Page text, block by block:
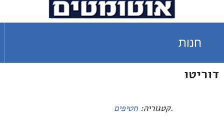
חנות
דוריטו
קטגוריה: חטיפים .